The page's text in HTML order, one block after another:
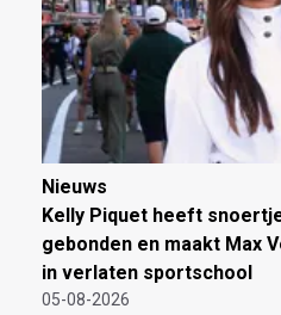
Nieuws
Kelly Piquet heeft
gebonden en maakt Max
in verlaten sportschool
05-08-2026